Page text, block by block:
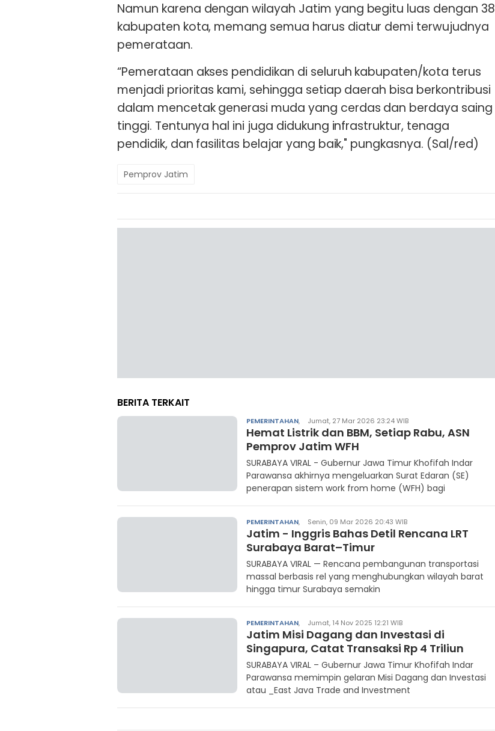
Namun karena dengan wilayah Jatim yang begitu luas dengan 38
kabupaten kota, memang semua harus diatur demi terwujudnya
pemerataan.
“Pemerataan akses pendidikan di seluruh kabupaten/kota terus
menjadi prioritas kami, sehingga setiap daerah bisa berkontribusi
dalam mencetak generasi muda yang cerdas dan berdaya saing
tinggi. Tentunya hal ini juga didukung infrastruktur, tenaga
pendidik, dan fasilitas belajar yang baik," pungkasnya. (Sal/red)
Pemprov Jatim
BERITA TERKAIT
PEMERINTAHAN, Jumat, 27 Mar 2026 23:24 WIB
Hemat Listrik dan BBM, Setiap Rabu, ASN
Pemprov Jatim WFH
SURABAYA VIRAL - Gubernur Jawa Timur Khofifah Indar
Parawansa akhirnya mengeluarkan Surat Edaran (SE)
penerapan sistem work from home (WFH) bagi
PEMERINTAHAN, Senin, 09 Mar 2026 20:43 WIB
Jatim - Inggris Bahas Detil Rencana LRT
Surabaya Barat–Timur
SURABAYA VIRAL — Rencana pembangunan transportasi
massal berbasis rel yang menghubungkan wilayah barat
hingga timur Surabaya semakin
PEMERINTAHAN, Jumat, 14 Nov 2025 12:21 WIB
Jatim Misi Dagang dan Investasi di
Singapura, Catat Transaksi Rp 4 Triliun
SURABAYA VIRAL – Gubernur Jawa Timur Khofifah Indar
Parawansa memimpin gelaran Misi Dagang dan Investasi
atau _East Java Trade and Investment